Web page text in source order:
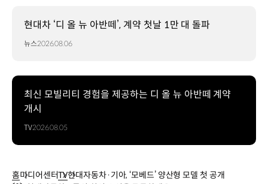
현대차 ‘디 올 뉴 아반떼’, 계약 첫날 1만 대 돌파
뉴스2026.08.06
최신 모빌리티 경험을 제공하는 디 올 뉴 아반떼 계약
개시
TV2026.08.05
홈미디어센터TV현대자동차·기아, ‘모베드’ 양산형 모델 첫 공개